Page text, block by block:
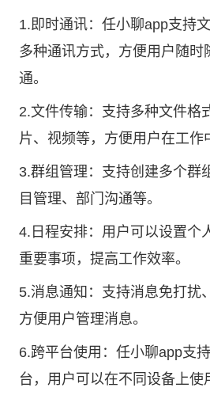
1.即时通讯：任小聊app支持
多种通讯方式，方便用户随时
通。
2.文件传输：支持多种文件格
片、视频等，方便用户在工作
3.群组管理：支持创建多个群
目管理、部门沟通等。
4.日程安排：用户可以设置个
重要事项，提高工作效率。
5.消息通知：支持消息免打扰
方便用户管理消息。
6.跨平台使用：任小聊app支
台，用户可以在不同设备上使